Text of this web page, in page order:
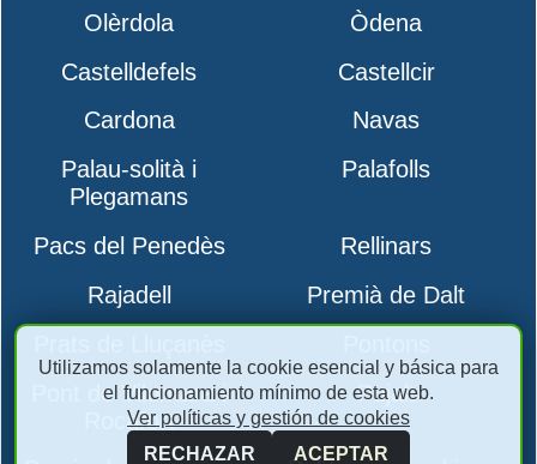
Olèrdola
Òdena
Castelldefels
Castellcir
Cardona
Navas
Palau-solità i
Plegamans
Palafolls
Pacs del Penedès
Rellinars
Rajadell
Premià de Dalt
Pont de Vilomara i
Rocafort
Pujalt
Utilizamos solamente la cookie esencial y básica para
el funcionamiento mínimo de esta web.
Ver políticas y gestión de cookies
RECHAZAR
ACEPTAR